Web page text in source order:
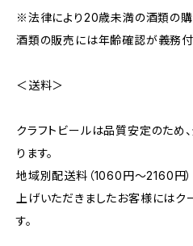
※法律により20歳未満の酒類の購
酒類の販売には年齢確認が義務付
＜送料＞
クラフトビールは品質安定のため
ります。
地域別配送料（1060円～2160円
上げいただきましたお客様には
す。